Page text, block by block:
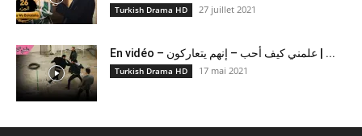
Turkish Drama HD 27 juillet 2021
En vidéo – علمني كيف أحب – إنهم يتعاركون ​| ...
Turkish Drama HD 17 mai 2021